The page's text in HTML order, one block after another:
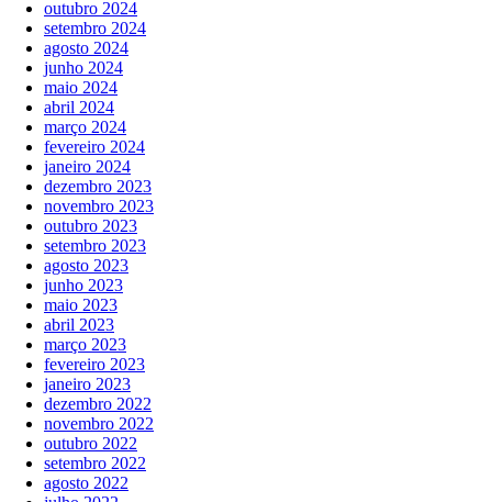
outubro 2024
setembro 2024
agosto 2024
junho 2024
maio 2024
abril 2024
março 2024
fevereiro 2024
janeiro 2024
dezembro 2023
novembro 2023
outubro 2023
setembro 2023
agosto 2023
junho 2023
maio 2023
abril 2023
março 2023
fevereiro 2023
janeiro 2023
dezembro 2022
novembro 2022
outubro 2022
setembro 2022
agosto 2022